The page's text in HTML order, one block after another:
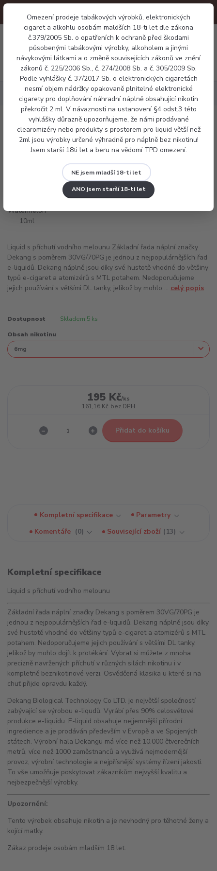
Omezení prodeje tabákových výrobků, elektronických
cigaret a alkohlu osobám maldších 18-ti let dle zákona
č.379/2005 Sb. o opatřeních k ochraně před škodami
působenými tabákovými výrobky, alkoholem a jinými
návykovými látkami a o změně souvisejících zákonů ve znění
zákonů č. 225/2006 Sb., č. 274/2008 Sb. a č. 305/2009 Sb.
Podle vyhlášky č. 37/2017 Sb. o elektronických cigaretách
nesmí objem nádržky opakovaně plnitelné elektronické
cigarety pro doplňování náhradní náplně obsahující nikotin
překročit 2 ml. V návaznosti na ustanovení §4 odst.3 této
vyhlášky důrazně upozorňujeme, že námi prodávané
clearomizéry nebo produkty s prostorem pro liquid větší než
2ml jsou výrobky určené výhradně pro náplně bez nikotinu!
Jsem starší 18ti let a beru na vědomí TPD omezení.
NE jsem mladší 18-ti let
ANO jsem starší 18-ti let
Menu
0 Kč
Ovocné E-liquid Dekang Watermelon 10ml
E-liquid Dekang Watermelon 10ml
Liquid s příchutí vodního melounu Základní řada náplní značky
Dekang s poměrem 30VG/70PG je jednou z nejpopulárnějších řad
e-liquidů. Dekang náplně jsou díky své hustotě vhodné do většiny
typů e-cigaret a atomizérů s MTL potahem. Nedoporučujeme
jejich používání s většími DL tanky, jelikož by mohlo ... celý popis
Dostupnost Skladem 5 ks
Obsah nikotinu
195 Kč/ks
161,16 Kč bez DPH
Přidat do košíku
Kompletní specifikace
Parametry
Komentáře
0 Související zboží 13
Kompletní specifikace
Liquid s příchutí vodního melounu
Základní řada náplní značky Dekang s poměrem 30VG/70PG je
jednou z nejpopulárnějších řad e-liquidů. Dekang náplně jsou díky
své hustotě vhodné do většiny typů e-cigaret a atomizérů s MTL
potahem. Nedoporučujeme jejich používání s většími DL tanky,
jelikož by mohlo dojít k protékání. Vybrat si můžete z mnoha
precizně navržených příchutí v různých silách nikotinu i v
kompletně beznikotinové verzi. Osvědčená klasika u které si na
chuť přijde opravdu každý.
Dekang Biological Technology Co LTD. je největší společností
zabývající se výrobou e-liqudů. Vyrábí přes 90% celosvětové
produkce e-liquidu. E-liquid obsahuje nejjemnější přírodní
ingredience a je prodáván především v Evropě a ve Spojených
státech. Výrobní hala Dekangu má více než 10.000 čtverečních
metrů, více než 1000 zaměstnanců a využívá nejmodernější
provoz, výrobní technologie a nejpřísnější systémy řízení jakosti.
To vše umožňuje poskytovat zákazníkům nejvyšší kvalitu a
nejbezpečnější výrobky.
Upozornění:
Tento výrobek obsahuje nikotin a je nevhodný pro těhotné ženy a
kojící matky.
Zákaz prodeje osobám mladším 18 let.